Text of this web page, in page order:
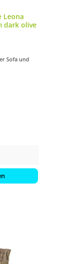
Leona
dark olive
Sofa und